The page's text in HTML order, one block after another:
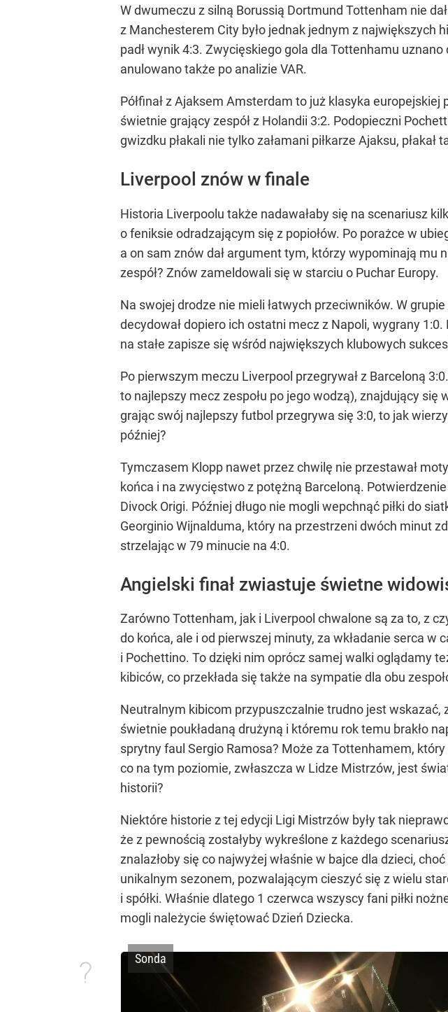
W dwumeczu z silną Borussią Dortmund Tottenham nie
z Manchesterem City było jednak jednym z największych
padł wynik 4:3. Zwycięskiego gola dla Tottenhamu
anulowano także po analizie VAR.
Półfinał z Ajaksem Amsterdam to już klasyka
świetnie grający zespół z Holandii 3:2. Podopieczni
gwizdku płakali nie tylko załamani piłkarze Ajaksu,
Liverpool znów w finale
Historia Liverpoolu także nadawałaby się na scenariusz
o feniksie odradzającym się z popiołów. Po porażce w
a on sam znów dał argument tym, którzy wypominają
zespół? Znów zameldowali się w starciu o Puchar Europy.
Na swojej drodze nie mieli łatwych przeciwników. W
decydował dopiero ich ostatni mecz z Napoli, wygrany
na stałe zapisze się wśród największych klubowych
Po pierwszym meczu Liverpool przegrywał z Barceloną
to najlepszy mecz zespołu po jego wodzą), znajdujący
grając swój najlepszy futbol przegrywa się 3:0, to jak
później?
Tymczasem Klopp nawet przez chwilę nie przestawał
końca i na zwycięstwo z potężną Barceloną.
Divock Origi. Później długo nie mogli wepchnąć piłki do
Georginio Wijnalduma, który na przestrzeni dwóch minut
strzelając w 79 minucie na 4:0.
Angielski finał zwiastuje świetne
Zarówno Tottenham, jak i Liverpool chwalone są za to, z
do końca, ale i od pierwszej minuty, za wkładanie serca w
i Pochettino. To dzięki nim oprócz samej walki oglądamy
kibiców, co przekłada się także na sympatie dla obu
Neutralnym kibicom przypuszczalnie trudno jest
świetnie poukładaną drużyną i któremu rok temu brakło
sprytny faul Sergio Ramosa? Może za Tottenhamem,
co na tym poziomie, zwłaszcza w Lidze Mistrzów, jest
historii?
Niektóre historie z tej edycji Ligi Mistrzów były tak
że z pewnością zostałyby wykreślone z każdego
znalazłoby się co najwyżej właśnie w bajce dla dzieci,
unikalnym sezonem, pozwalającym cieszyć się z wielu
i spółki. Właśnie dlatego 1 czerwca wszyscy fani piłki
mogli należycie świętować Dzień Dziecka.
Sonda